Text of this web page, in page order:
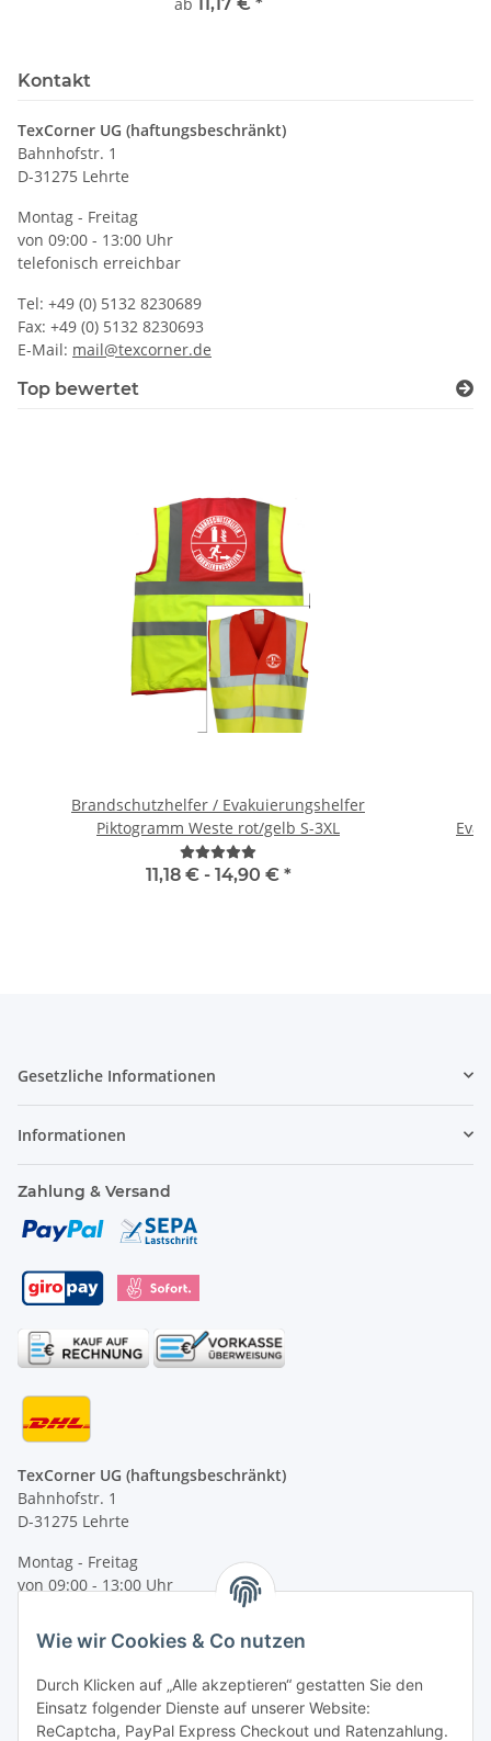
Kontakt
TexCorner UG (haftungsbeschränkt)
Bahnhofstr. 1
D-31275 Lehrte
Montag - Freitag
von 09:00 - 13:00 Uhr
telefonisch erreichbar
Tel: +49 (0) 5132 8230689
Fax: +49 (0) 5132 8230693
E-Mail: mail@texcorner.de
Top bewertet
Brandschutzhelfer / Evakuierungshelfer
Piktogramm Weste rot/gelb S-3XL
11,18 € - 14,90 € *
Gesetzliche Informationen
Informationen
Zahlung & Versand
TexCorner UG (haftungsbeschränkt)
Bahnhofstr. 1
D-31275 Lehrte
Montag - Freitag
von 09:00 - 13:00 Uhr
Tel: +49 (0) 5132 8230689
E-Mail:mail@texcorner.de
Wie wir Cookies & Co nutzen
Durch Klicken auf „Alle akzeptieren“ gestatten Sie den
Einsatz folgender Dienste auf unserer Website:
ReCaptcha, PayPal Express Checkout und Ratenzahlung.